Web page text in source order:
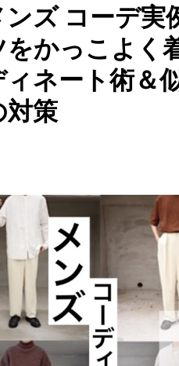
ンズ コーデ
をかっこよく
ィネート術＆
対策